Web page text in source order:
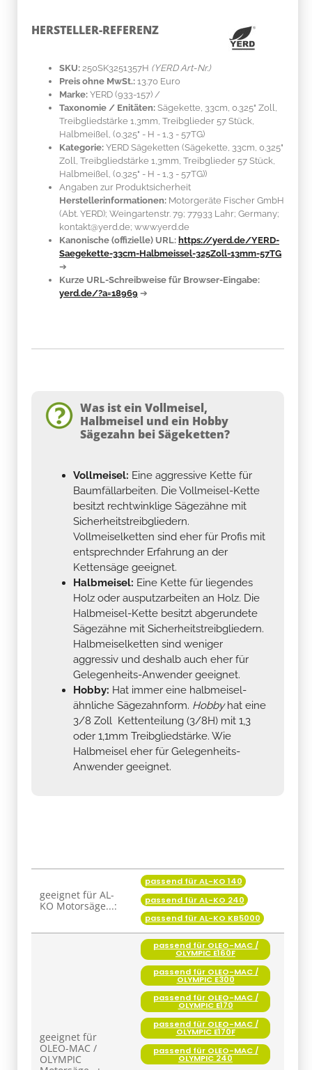
HERSTELLER-REFERENZ
SKU: 250SK3251357H (YERD Art-Nr.)
Preis ohne MwSt.: 13.70 Euro
Marke: YERD (933-157) /
Taxonomie / Enitäten: Sägekette, 33cm, 0.325" Zoll,
Treibgliedstärke 1,3mm, Treibglieder 57 Stück,
Halbmeißel, (0.325" - H - 1,3 - 57TG)
Kategorie: YERD Sägeketten (Sägekette, 33cm, 0.325"
Zoll, Treibgliedstärke 1,3mm, Treibglieder 57 Stück,
Halbmeißel, (0.325" - H - 1,3 - 57TG))
Angaben zur Produktsicherheit
Herstellerinformationen: Motorgeräte Fischer GmbH
(Abt. YERD); Weingartenstr. 79; 77933 Lahr; Germany;
kontakt@yerd.de; www.yerd.de
Kanonische (offizielle) URL: https://yerd.de/YERD-
Saegekette-33cm-Halbmeissel-325Zoll-13mm-57TG
➔
Kurze URL-Schreibweise für Browser-Eingabe:
yerd.de/?a=18969 ➔
Was ist ein Vollmeisel,
Halbmeisel und ein Hobby
Sägezahn bei Sägeketten?
Vollmeisel: Eine aggressive Kette für
Baumfällarbeiten. Die Vollmeisel-Kette
besitzt rechtwinklige Sägezähne mit
Sicherheitstreibgliedern.
Vollmeiselketten sind eher für Profis mit
entsprechnder Erfahrung an der
Kettensäge geeignet.
Halbmeisel: Eine Kette für liegendes
Holz oder ausputzarbeiten an Holz. Die
Halbmeisel-Kette besitzt abgerundete
Sägezähne mit Sicherheitstreibgliedern.
Halbmeiselketten sind weniger
aggressiv und deshalb auch eher für
Gelegenheits-Anwender geeignet.
Hobby: Hat immer eine halbmeisel-
ähnliche Sägezahnform. Hobbyhat eine
3/8 Zoll Kettenteilung (3/8H) mit 1,3
oder 1,1mm Treibgliedstärke. Wie
Halbmeisel eher für Gelegenheits-
Anwender geeignet.
Produkteigenschaft
geeignet für AL-
KO Motorsäge...:
passend für AL-KO 140
passend für AL-KO 240
passend für AL-KO KB5000
geeignet für
OLEO-MAC /
OLYMPIC
passend für OLEO-MAC /
OLYMPIC E160F
passend für OLEO-MAC /
OLYMPIC E300
passend für OLEO-MAC /
OLYMPIC E170
passend für OLEO-MAC /
OLYMPIC E170F
passend für OLEO-MAC /
OLYMPIC 240